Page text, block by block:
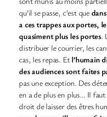
qu’il se passe, c’est que
a ces trappes aux portes,
quasiment plus les portes.
distribuer le courrier, les
cas, les repas. Etl’humain
des audiences sont faites
pas une exception. Des
en a de plus en plus… Il faut
droit de laisser des êtres